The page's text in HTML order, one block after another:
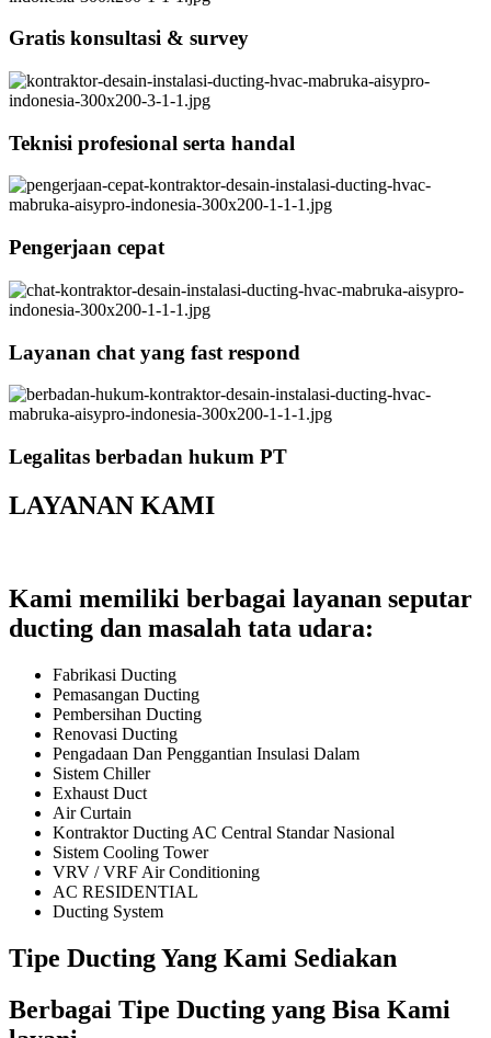
Gratis konsultasi & survey
Teknisi profesional serta handal
Pengerjaan cepat
Layanan chat yang fast respond
Legalitas berbadan hukum PT
LAYANAN KAMI
Kami memiliki berbagai layanan seputar
ducting dan masalah tata udara:
Fabrikasi Ducting
Pemasangan Ducting
Pembersihan Ducting
Renovasi Ducting
Pengadaan Dan Penggantian Insulasi Dalam
Sistem Chiller
Exhaust Duct
Air Curtain
Kontraktor Ducting AC Central Standar Nasional
Sistem Cooling Tower
VRV / VRF Air Conditioning
AC RESIDENTIAL
Ducting System
Tipe Ducting Yang Kami Sediakan
Berbagai Tipe Ducting yang Bisa Kami